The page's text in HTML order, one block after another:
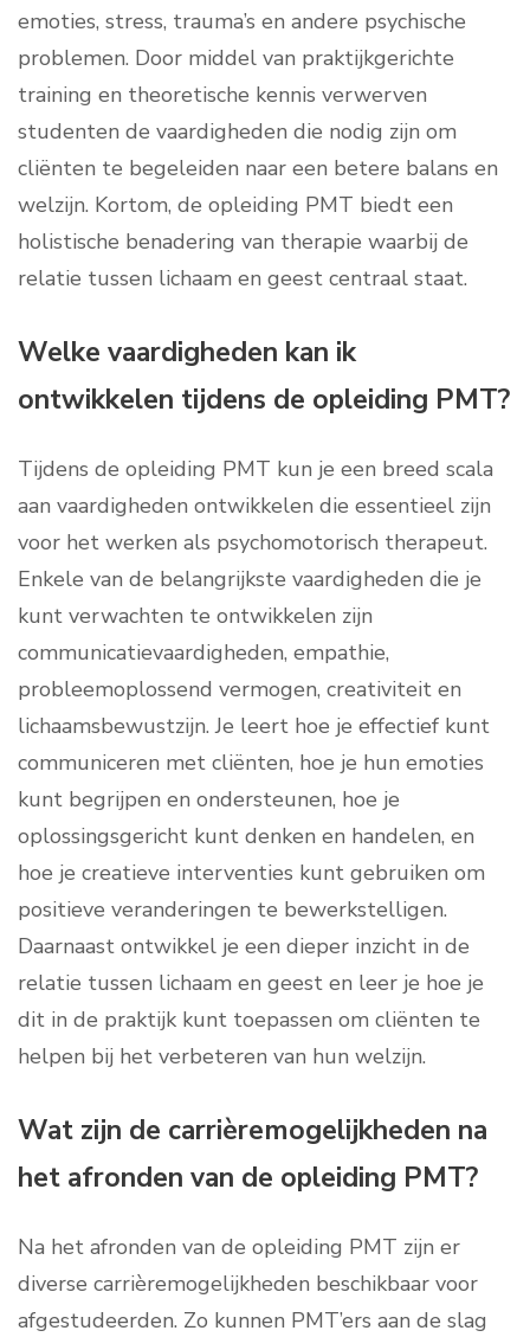
emoties, stress, trauma’s en andere psychische
problemen. Door middel van praktijkgerichte
training en theoretische kennis verwerven
studenten de vaardigheden die nodig zijn om
cliënten te begeleiden naar een betere balans en
welzijn. Kortom, de opleiding PMT biedt een
holistische benadering van therapie waarbij de
relatie tussen lichaam en geest centraal staat.
Welke vaardigheden kan ik
ontwikkelen tijdens de opleiding PMT?
Tijdens de opleiding PMT kun je een breed scala
aan vaardigheden ontwikkelen die essentieel zijn
voor het werken als psychomotorisch therapeut.
Enkele van de belangrijkste vaardigheden die je
kunt verwachten te ontwikkelen zijn
communicatievaardigheden, empathie,
probleemoplossend vermogen, creativiteit en
lichaamsbewustzijn. Je leert hoe je effectief kunt
communiceren met cliënten, hoe je hun emoties
kunt begrijpen en ondersteunen, hoe je
oplossingsgericht kunt denken en handelen, en
hoe je creatieve interventies kunt gebruiken om
positieve veranderingen te bewerkstelligen.
Daarnaast ontwikkel je een dieper inzicht in de
relatie tussen lichaam en geest en leer je hoe je
dit in de praktijk kunt toepassen om cliënten te
helpen bij het verbeteren van hun welzijn.
Wat zijn de carrièremogelijkheden na
het afronden van de opleiding PMT?
Na het afronden van de opleiding PMT zijn er
diverse carrièremogelijkheden beschikbaar voor
afgestudeerden. Zo kunnen PMT’ers aan de slag